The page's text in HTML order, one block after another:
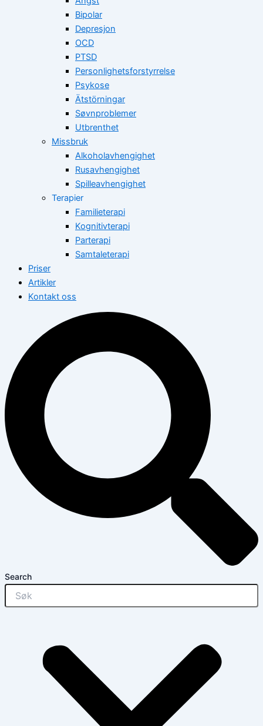
Bipolar
Depresjon
OCD
PTSD
Personlighetsforstyrrelse
Psykose
Ätstörningar
Søvnproblemer
Utbrenthet
Missbruk
Alkoholavhengighet
Rusavhengighet
Spilleavhengighet
Terapier
Familieterapi
Kognitivterapi
Parterapi
Samtaleterapi
Priser
Artikler
Kontakt oss
Search